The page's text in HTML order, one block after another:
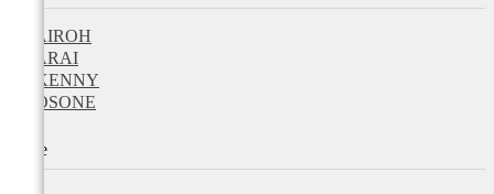
AIROH
ARAI
KENNY
OSONE
Taille